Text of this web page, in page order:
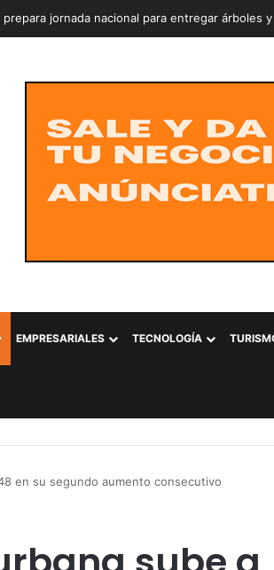
prepara jornada nacional para entregar árboles
EMPRESARIALES TECNOLOGÍA
en su segundo aumento consecutivo